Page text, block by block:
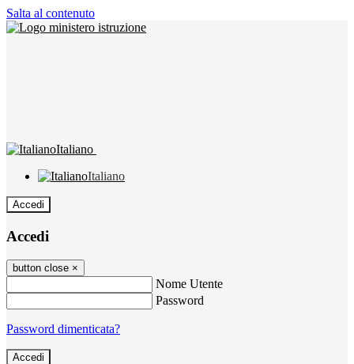
Salta al contenuto
Italiano
Italiano
Accedi
Accedi
button close ×
Nome Utente
Password
Password dimenticata?